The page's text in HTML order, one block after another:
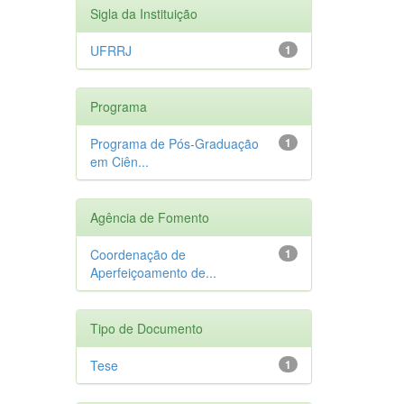
Sigla da Instituição
1
UFRRJ
Programa
1
Programa de Pós-Graduação
em Ciên...
Agência de Fomento
1
Coordenação de
Aperfeiçoamento de...
Tipo de Documento
1
Tese